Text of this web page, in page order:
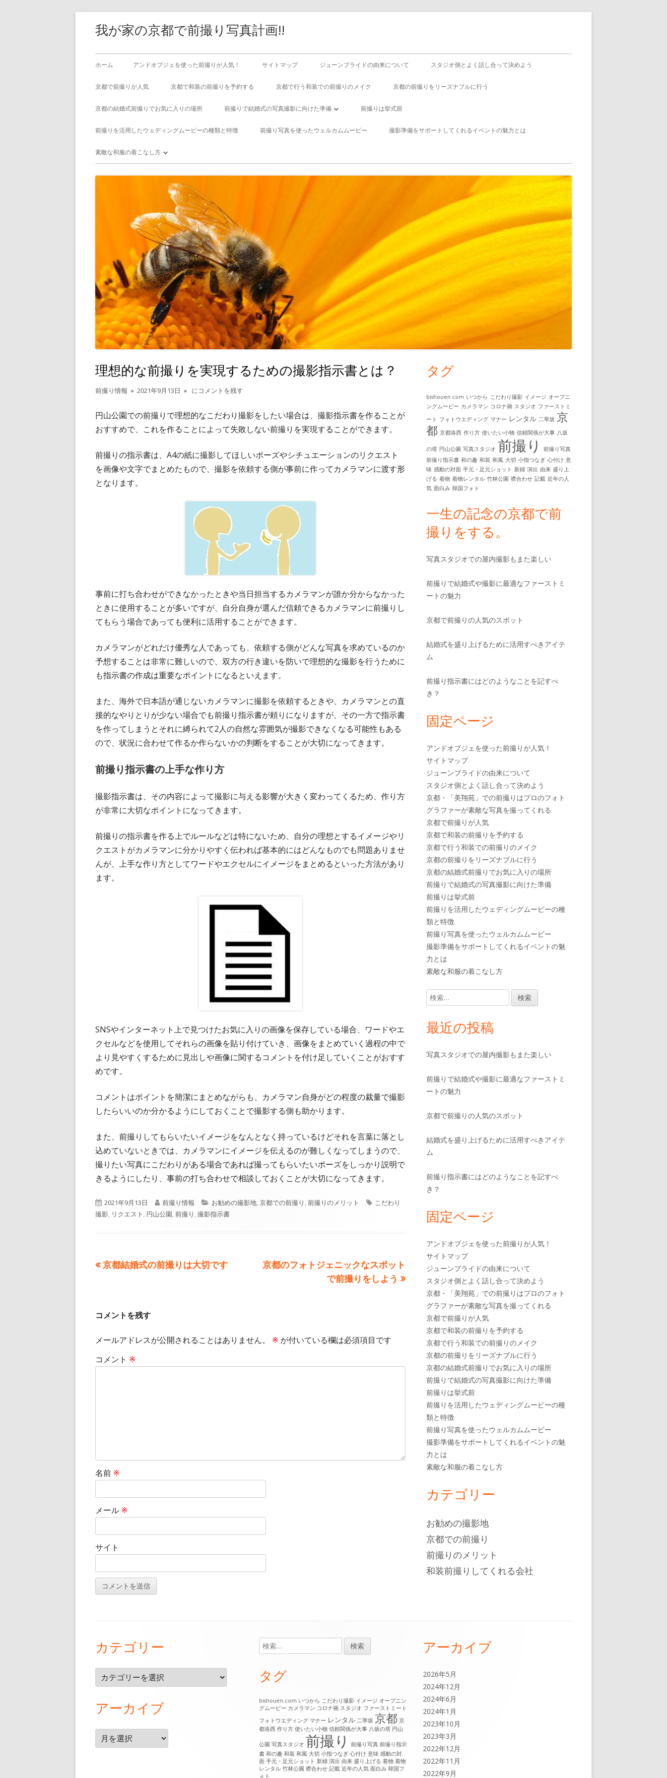
我が家の京都で前撮り写真計画!!
メ
イ
ン
メ
ニ
ホーム アンドオブジェを使った前撮りが人気！ サイトマップ ジューンブライドの由来について スタジオ側とよく話し合って決めよう
京都で前撮りが人気 京都で和装の前撮りを予約する 京都で行う和装での前撮りのメイク 京都の前撮りをリーズナブルに行う
京都の結婚式前撮りでお気に入りの場所 前撮りで結婚式の写真撮影に向けた準備
優れたカメラマンを選ぶ重要性とその影
前撮りは挙式前
前撮りを活用したウェディングムービーの種類と特徴 前撮り写真を使ったウェルカムムービー 撮影準備をサポートしてくれるイベントの魅力とは
素敵な和服の着こなし方
理想的な前撮りを実現するための撮影指示書とは？
作
者
前撮り情報
公
日
2021年9月13日 理想的な前撮りを実現するための撮影指示書とは？
にコメントを残す
円山公園での前撮りで理想的なこだわり撮影をしたい場合は、撮影指示書を作ることが
おすすめで、これを作ることによって失敗しない前撮りを実現することができます。
前撮りの指示書は、A4の紙に撮影してほしいポーズやシチュエーションのリクエスト
を画像や文字でまとめたもので、撮影を依頼する側が事前に作ってカメラマンに渡す形
となります。
事前に打ち合わせができなかったときや当日担当するカメラマンが誰か分からなかった
ときに使用することが多いですが、自分自身が選んだ信頼できるカメラマンに前撮りし
てもらう場合であっても便利に活用することができます。
カメラマンがどれだけ優秀な人であっても、依頼する側がどんな写真を求めているのか
予想することは非常に難しいので、双方の行き違いを防いで理想的な撮影を行うために
も指示書の作成は重要なポイントになるといえます。
また、海外で日本語が通じないカメラマンに撮影を依頼するときや、カメラマンとの直
接的なやりとりが少ない場合でも前撮り指示書が頼りになりますが、その一方で指示書
を作ってしまうとそれに縛られて2人の自然な雰囲気が撮影できなくなる可能性もある
ので、状況に合わせて作るか作らないかの判断をすることが大切になってきます。
前撮り指示書の上手な作り方
撮影指示書は、その内容によって撮影に与える影響が大きく変わってくるため、作り方
が非常に大切なポイントになってきます。
前撮りの指示書を作る上でルールなどは特にないため、自分の理想とするイメージやリ
クエストがカメラマンに分かりやすく伝われば基本的にはどんなものでも問題ありませ
んが、上手な作り方としてワードやエクセルにイメージをまとめるといった方法があり
ます。
SNSやインターネット上で見つけたお気に入りの画像を保存している場合、ワードやエ
クセルなどを使用してそれらの画像を貼り付けていき、画像をまとめていく過程の中で
より見やすくするために見出しや画像に関するコメントを付け足していくことがおすす
めです。
コメントはポイントを簡潔にまとめながらも、カメラマン自身がどの程度の裁量で撮影
したらいいのか分かるようにしておくことで撮影する側も助かります。
また、前撮りしてもらいたいイメージをなんとなく持っているけどそれを言葉に落とし
込めていないときでは、カメラマンにイメージを伝えるのが難しくなってしまうので、
撮りたい写真にこだわりがある場合であれば撮ってもらいたいポーズをしっかり説明で
きるようにしたり、事前の打ち合わせで相談しておくことが大切になってきます。
公
開
2021年9月13日
作
成
前撮り情報
カ
テ
お勧めの撮影地,京都での前撮り ,前撮りのメリット
タ
こだわり
撮影, リクエスト , 円山公園,前撮り ,撮影指示書
投
ナ
ゲ
前
京都結婚式の前撮りは大切です
次
京都のフォトジェニックなスポット
で前撮りをしよう
コメントを残す
メールアドレスが公開されることはありません。 ※ が付いている欄は必須項目です
コメント ※
名前 ※
メール ※
サイト
メ
イ
ン
サ
イ
ド
タグ
bishouen.com いつから こだわり撮影 イメージ オープニ
ングムービー カメラマン コロナ禍 スタジオ ファーストミ
ート フォトウエディング マナー レンタル 二寧坂 京
都 京都洛西 作り方 使いたい小物 信頼関係が大事 八坂
の塔 円山公園 写真スタジオ 前撮り
前撮り写真
前撮り指示書 和の趣 和装 和風 大切 小指つなぎ 心付け 意
味 感動の対面 手元・足元ショット 新婦 演出 由来 盛り上
げる 着物 着物レンタル 竹林公園 襟合わせ 記載 近年の人
気 面白み 韓国フォト
一生の記念の京都で前
撮りをする。
写真スタジオでの屋内撮影もまた楽しい
前撮りで結婚式や撮影に最適なファーストミ
ートの魅力
京都で前撮りの人気のスポット
結婚式を盛り上げるために活用すべきアイテ
ム
前撮り指示書にはどのようなことを記すべ
き？
固定ページ
アンドオブジェを使った前撮りが人気！
サイトマップ
ジューンブライドの由来について
スタジオ側とよく話し合って決めよう
京都・「美翔苑」での前撮りはプロのフォト
グラファーが素敵な写真を撮ってくれる
京都で前撮りが人気
京都で和装の前撮りを予約する
京都で行う和装での前撮りのメイク
京都の前撮りをリーズナブルに行う
京都の結婚式前撮りでお気に入りの場所
前撮りで結婚式の写真撮影に向けた準備
前撮りは挙式前
前撮りを活用したウェディングムービーの種
類と特徴
前撮り写真を使ったウェルカムムービー
撮影準備をサポートしてくれるイベントの魅
力とは
素敵な和服の着こなし方
検
索:
最近の投稿
写真スタジオでの屋内撮影もまた楽しい
前撮りで結婚式や撮影に最適なファーストミ
ートの魅力
京都で前撮りの人気のスポット
結婚式を盛り上げるために活用すべきアイテ
ム
前撮り指示書にはどのようなことを記すべ
き？
固定ページ
アンドオブジェを使った前撮りが人気！
サイトマップ
ジューンブライドの由来について
スタジオ側とよく話し合って決めよう
京都・「美翔苑」での前撮りはプロのフォト
グラファーが素敵な写真を撮ってくれる
京都で前撮りが人気
京都で和装の前撮りを予約する
京都で行う和装での前撮りのメイク
京都の前撮りをリーズナブルに行う
京都の結婚式前撮りでお気に入りの場所
前撮りで結婚式の写真撮影に向けた準備
前撮りは挙式前
前撮りを活用したウェディングムービーの種
類と特徴
前撮り写真を使ったウェルカムムービー
撮影準備をサポートしてくれるイベントの魅
力とは
素敵な和服の着こなし方
カテゴリー
お勧めの撮影地
京都での前撮り
前撮りのメリット
和装前撮りしてくれる会社
ッ
タ
ー・
コ
テ
カテゴリー
テ
リ
アーカイブ
ー
検
索:
タグ
bishouen.com いつから こだわり撮影 イメージ オープニン
グムービー カメラマン コロナ禍 スタジオ ファーストミート
フォトウエディング マナー レンタル 二寧坂 京都 京
都洛西 作り方 使いたい小物 信頼関係が大事 八坂の塔 円山
公園 写真スタジオ 前撮り 前撮り写真 前撮り指示
書 和の趣 和装 和風 大切 小指つなぎ 心付け 意味 感動の対
面 手元・足元ショット 新婦 演出 由来 盛り上げる 着物 着物
レンタル 竹林公園 襟合わせ 記載 近年の人気 面白み 韓国フ
ォト
アーカイブ
2026年5月
2024年12月
2024年6月
2024年1月
2023年10月
2023年3月
2022年12月
2022年11月
2022年9月